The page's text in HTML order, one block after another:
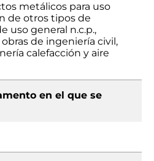
metálicos para uso
de otros tipos de
uso general n.c.p.,
de ingeniería civil,
calefacción y aire
en el que se